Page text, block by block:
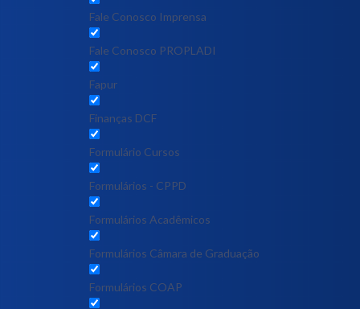
Fale Conosco Imprensa
Fale Conosco PROPLADI
Fapur
Finanças DCF
Formulário Cursos
Formulários - CPPD
Formulários Acadêmicos
Formulários Câmara de Graduação
Formulários COAP